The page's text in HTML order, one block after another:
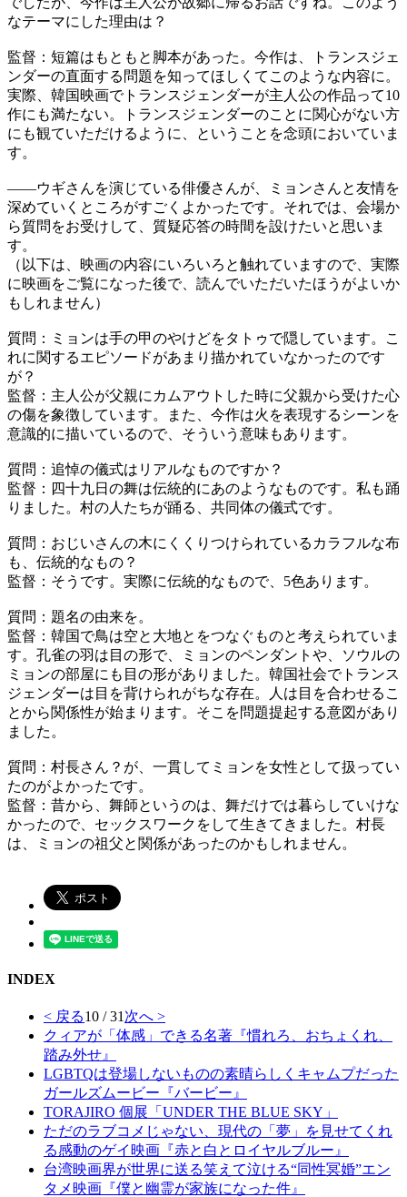
なテーマにした理由は？
監督：短篇はもともと脚本があった。今作は、トランスジェ
ンダーの直面する問題を知ってほしくてこのような内容に。
実際、韓国映画でトランスジェンダーが主人公の作品って10
作にも満たない。トランスジェンダーのことに関心がない方
にも観ていただけるように、ということを念頭においていま
す。
――ウギさんを演じている俳優さんが、ミョンさんと友情を
深めていくところがすごくよかったです。それでは、会場か
ら質問をお受けして、質疑応答の時間を設けたいと思いま
す。
（以下は、映画の内容にいろいろと触れていますので、実際
に映画をご覧になった後で、読んでいただいたほうがよいか
もしれません）
質問：ミョンは手の甲のやけどをタトゥで隠しています。こ
れに関するエピソードがあまり描かれていなかったのです
が？
監督：主人公が父親にカムアウトした時に父親から受けた心
の傷を象徴しています。また、今作は火を表現するシーンを
意識的に描いているので、そういう意味もあります。
質問：追悼の儀式はリアルなものですか？
監督：四十九日の舞は伝統的にあのようなものです。私も踊
りました。村の人たちが踊る、共同体の儀式です。
質問：おじいさんの木にくくりつけられているカラフルな布
も、伝統的なもの？
監督：そうです。実際に伝統的なもので、5色あります。
質問：題名の由来を。
監督：韓国で鳥は空と大地とをつなぐものと考えられていま
す。孔雀の羽は目の形で、ミョンのペンダントや、ソウルの
ミョンの部屋にも目の形がありました。韓国社会でトランス
ジェンダーは目を背けられがちな存在。人は目を合わせるこ
とから関係性が始まります。そこを問題提起する意図があり
ました。
質問：村長さん？が、一貫してミョンを女性として扱ってい
たのがよかったです。
監督：昔から、舞師というのは、舞だけでは暮らしていけな
かったので、セックスワークをして生きてきました。村長
は、ミョンの祖父と関係があったのかもしれません。
INDEX
< 戻る10 / 31 次へ >
クィアが「体感」できる名著『慣れろ、おちょくれ、
踏み外せ』
LGBTQは登場しないものの素晴らしくキャムプだった
ガールズムービー『バービー』
TORAJIRO 個展「UNDER THE BLUE SKY」
ただのラブコメじゃない、現代の「夢」を見せてくれ
る感動のゲイ映画『赤と白とロイヤルブルー』
台湾映画界が世界に送る笑えて泣ける“同性冥婚”エン
タメ映画『僕と幽霊が家族になった件』